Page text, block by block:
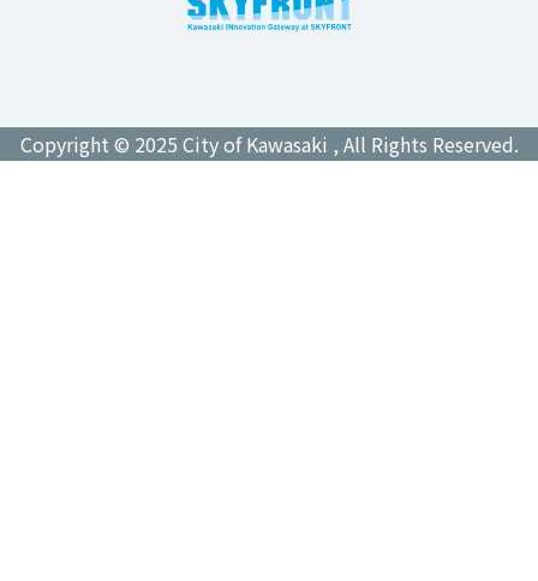
Copyright © 2025 City of Kawasaki , All Rights Reserved.